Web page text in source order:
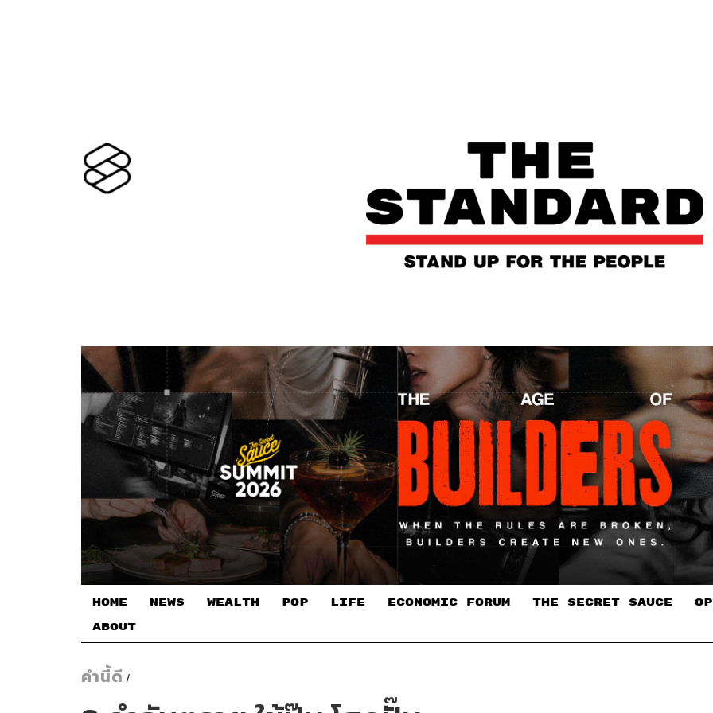
HOME NEWS WEALTH POP LIFE ECONOMIC FORUM THE SECRET SAUCE​
ABOUT
คำนี้ดี /